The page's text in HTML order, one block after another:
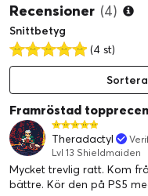
T3PA - GT EDITION
För detta speciella GT
innehåller paketet ett
pedaler och en intern
kopplingspedalerna är
koniskt gummibromsläge.
Borstlös servomotor i
Under huven finns det
industriell
Recensioner (4)
Snittbetyg
(4 st)
Framröstad
Theradactyl
Lvl 13 Shieldmaiden
Mycket trevlig ratt. Kom
bättre. Kör den på PS5